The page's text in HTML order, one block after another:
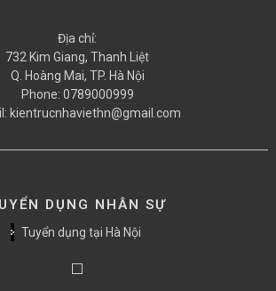
Địa chỉ:
732 Kim Giang, Thanh Liệt
Q. Hoàng Mai, TP. Hà Nội
Phone: 0789000999
kientrucnhaviethn@gmail.com
DỤNG NHÂN SỰ
Tuyển dụng tại Hà Nội